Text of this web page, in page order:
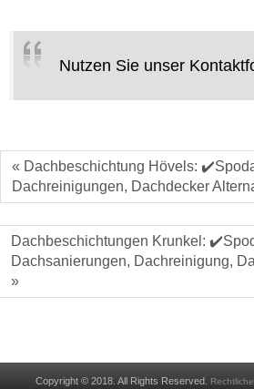
Nutzen Sie unser
« Dachbeschichtung Hövels:
Dachreinigungen, Dachdecker
Dachbeschichtungen Krunkel:
Dachsanierungen, Dachreinigung,
»
Copyright © 2018. All Rights Reserved.